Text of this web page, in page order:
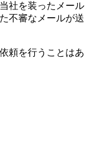
社を装ったメール
不審なメールが送
頼を行うことはあ